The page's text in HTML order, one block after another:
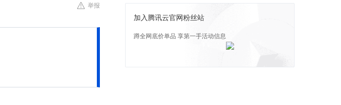
举报
加入腾讯云官网粉丝站
蹲全网底价单品 享第一手活动信息